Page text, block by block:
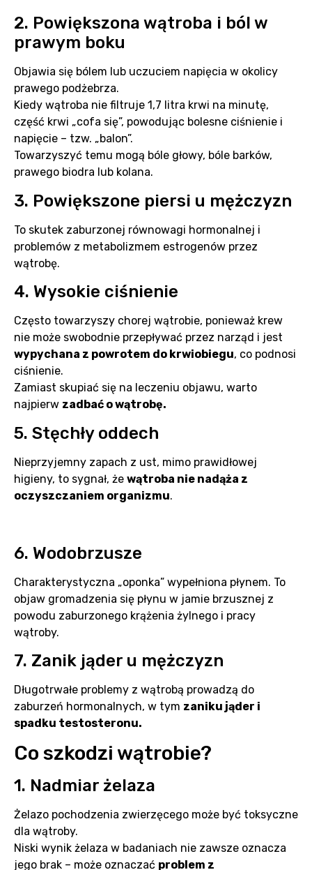
2. Powiększona wątroba i ból w
prawym boku
Objawia się bólem lub uczuciem napięcia w okolicy
prawego podżebrza.
Kiedy wątroba nie filtruje 1,7 litra krwi na minutę,
część krwi „cofa się”, powodując bolesne ciśnienie i
napięcie – tzw. „balon”.
Towarzyszyć temu mogą bóle głowy, bóle barków,
prawego biodra lub kolana.
3. Powiększone piersi u mężczyzn
To skutek zaburzonej równowagi hormonalnej i
problemów z metabolizmem estrogenów przez
wątrobę.
4. Wysokie ciśnienie
Często towarzyszy chorej wątrobie, ponieważ krew
nie może swobodnie przepływać przez narząd i jest
wypychana z powrotem do krwiobiegu, co podnosi
ciśnienie.
Zamiast skupiać się na leczeniu objawu, warto
najpierw zadbać o wątrobę.
5. Stęchły oddech
Nieprzyjemny zapach z ust, mimo prawidłowej
higieny, to sygnał, że wątroba nie nadąża z
oczyszczaniem organizmu.
6. Wodobrzusze
Charakterystyczna „oponka” wypełniona płynem. To
objaw gromadzenia się płynu w jamie brzusznej z
powodu zaburzonego krążenia żylnego i pracy
wątroby.
7. Zanik jąder u mężczyzn
Długotrwałe problemy z wątrobą prowadzą do
zaburzeń hormonalnych, w tym zaniku jąder i
spadku testosteronu.
Co szkodzi wątrobie?
1. Nadmiar żelaza
Żelazo pochodzenia zwierzęcego może być toksyczne
dla wątroby.
Niski wynik żelaza w badaniach nie zawsze oznacza
jego brak – może oznaczać problem z